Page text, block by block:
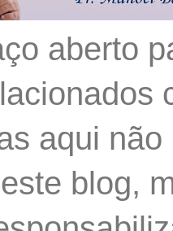
aberto
aqui
blog,